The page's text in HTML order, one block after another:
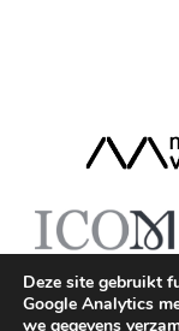
Deze site gebruikt
Google Analytics
we gegevens